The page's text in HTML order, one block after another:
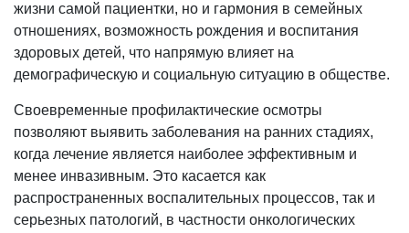
жизни самой пациентки, но и гармония в семейных
отношениях, возможность рождения и воспитания
здоровых детей, что напрямую влияет на
демографическую и социальную ситуацию в обществе.
Своевременные профилактические осмотры
позволяют выявить заболевания на ранних стадиях,
когда лечение является наиболее эффективным и
менее инвазивным. Это касается как
распространенных воспалительных процессов, так и
серьезных патологий, в частности онкологических